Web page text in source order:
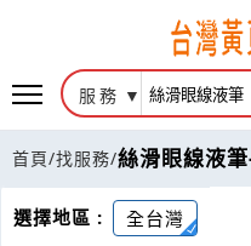
服務
首頁/找服務/絲滑眼線液
選擇地區 : 全台灣